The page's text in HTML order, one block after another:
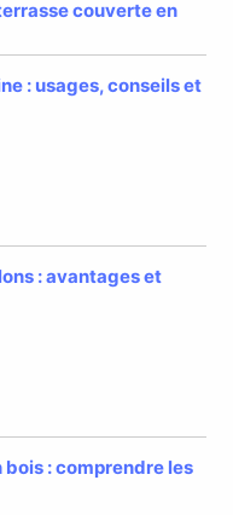
couverte en
: usages, conseils et
: avantages et
: comprendre les